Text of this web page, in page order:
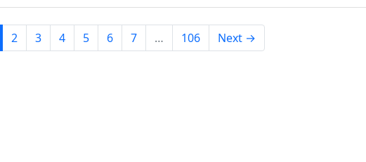
(current)
2 3 4 5 6 7 … 106 Next →